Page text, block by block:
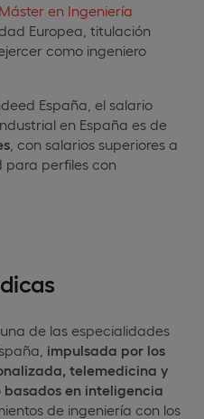
Máster en Ingeniería
Europea, titulación
como ingeniero
España, el salario
en España es de
, con salarios superiores a
perfiles con
de las especialidades
impulsada por los
telemedicina y
en inteligencia
de ingeniería con los